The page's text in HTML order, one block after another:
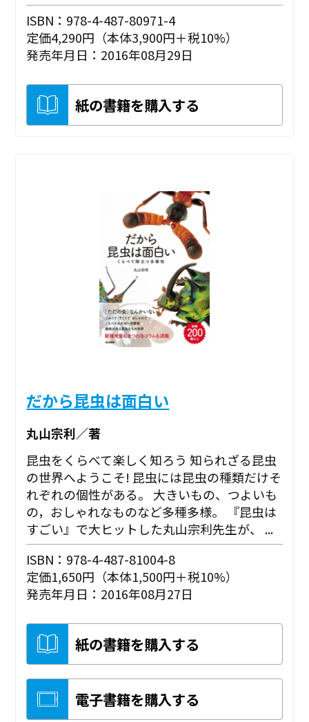
ISBN：978-4-487-80971-4
定価4,290円（本体3,900円＋税10%）
発売年月日：2016年08月29日
紙の書籍を購入する
だから昆虫は面白い
丸山宗利／著
昆虫をくらべて楽しく知ろう 知られざる昆虫
の世界へようこそ! 昆虫には昆虫の種類だけそ
れぞれの個性がある。 大きいもの、つよいも
の，おしゃれなものなど多種多様。 『昆虫は
すごい』で大ヒットした丸山宗利先生が、 ...
ISBN：978-4-487-81004-8
定価1,650円（本体1,500円＋税10%）
発売年月日：2016年08月27日
紙の書籍を購入する
電子書籍を購入する